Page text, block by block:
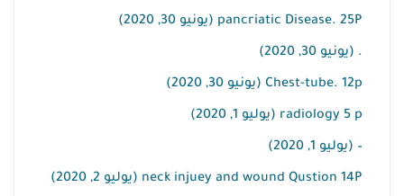
pancriatic Disease. 25P (يونيو 30, 2020)
. (يونيو 30, 2020)
Chest-tube. 12p (يونيو 30, 2020)
radiology 5 p (يوليو 1, 2020)
– (يوليو 1, 2020)
neck injuey and wound Qustion 14P (يوليو 2, 2020)